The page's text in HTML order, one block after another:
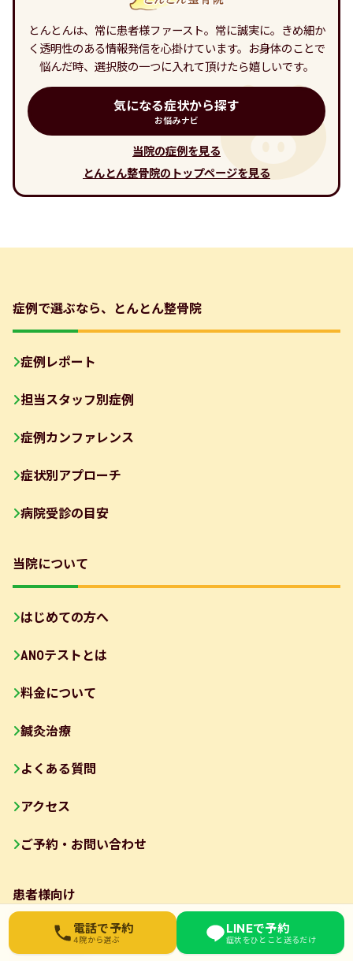
とんとんは、常に患者様ファースト。常に誠実に。きめ細か
く透明性のある情報発信を心掛けています。お身体のことで
悩んだ時、選択肢の一つに入れて頂けたら嬉しいです。
気になる症状から探す
お悩みナビ
当院の症例を見る
とんとん整骨院のトップページを見る
症例で選ぶなら、とんとん整骨院
症例レポート
担当スタッフ別症例
症例カンファレンス
症状別アプローチ
病院受診の目安
当院について
はじめての方へ
ANOテストとは
料金について
鍼灸治療
よくある質問
アクセス
ご予約・お問い合わせ
患者様向け
症状コラム
お近くの院を選んでください
東武練馬院 03-6912-3076
電話で予約
4院から選ぶ
LINEで予約
症状をひとこと送るだけ